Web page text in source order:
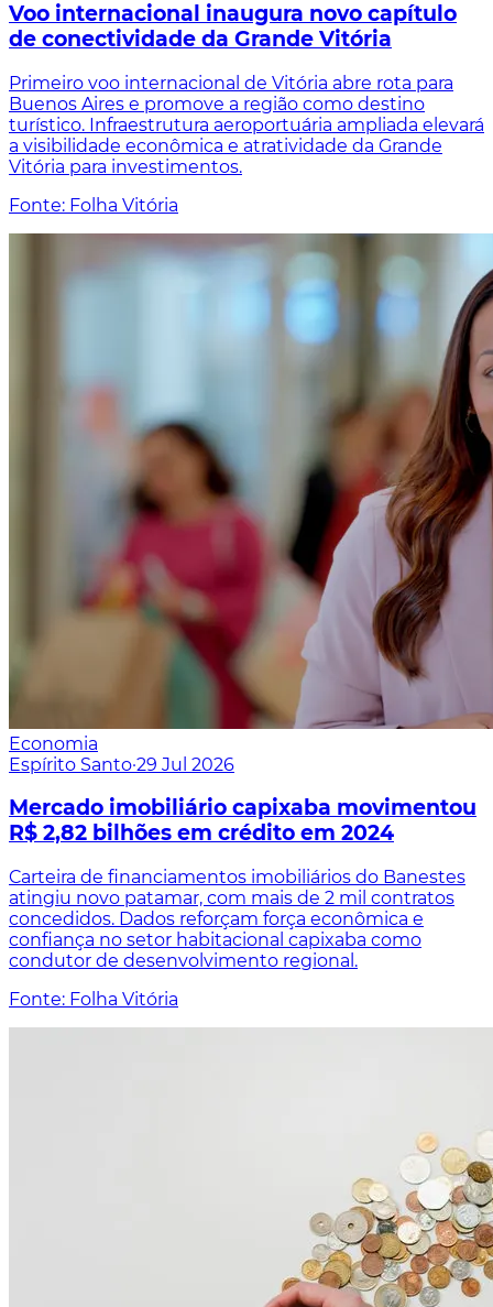
Voo internacional inaugura novo capítulo
de conectividade da Grande Vitória
Primeiro voo internacional de Vitória abre rota para
Buenos Aires e promove a região como destino
turístico. Infraestrutura aeroportuária ampliada elevará
a visibilidade econômica e atratividade da Grande
Vitória para investimentos.
Fonte: Folha Vitória
Economia
Espírito Santo·29 Jul 2026
Mercado imobiliário capixaba movimentou
R$ 2,82 bilhões em crédito em 2024
Carteira de financiamentos imobiliários do Banestes
atingiu novo patamar, com mais de 2 mil contratos
concedidos. Dados reforçam força econômica e
confiança no setor habitacional capixaba como
condutor de desenvolvimento regional.
Fonte: Folha Vitória